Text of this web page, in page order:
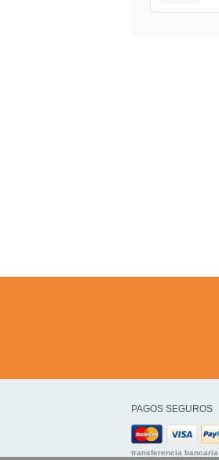
PAGOS SEGUROS
transferencia bancaria